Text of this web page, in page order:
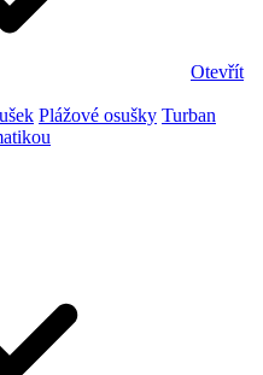
Otevřít
Plážové osušky Turban